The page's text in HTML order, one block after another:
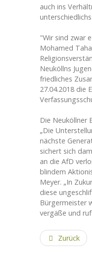
auch ins
"Wir sind zwar
Mohamed
Neuköllns
friedliches
27.04.2018 die
Die Neuköllner
„Die
nächste
sichert sich
an die AfD
blindem
Meyer. „In
diese
Bürgermeister
vergäße und
Zurück